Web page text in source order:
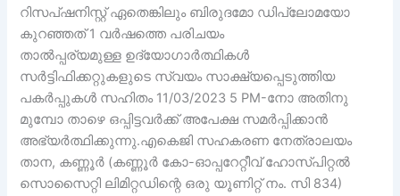
റിസപ്ഷനിസ്റ്റ് ഏതെങ്കിലും ബിരുദമോ ഡിപ്ലോമയോ
കുറഞ്ഞത് 1 വർഷത്തെ പരിചയം
താൽപ്പര്യമുള്ള ഉദ്യോഗാർത്ഥികൾ
സർട്ടിഫിക്കറ്റുകളുടെ സ്വയം സാക്ഷ്യപ്പെടുത്തിയ
പകർപ്പുകൾ സഹിതം 11/03/2023 5 PM-നോ അതിനു
മുമ്പോ താഴെ ഒപ്പിട്ടവർക്ക് അപേക്ഷ സമർപ്പിക്കാൻ
അഭ്യർത്ഥിക്കുന്നു.എകെജി സഹകരണ നേത്രാലയം
താന, കണ്ണൂർ (കണ്ണൂർ കോ-ഓപ്പറേറ്റീവ് ഹോസ്പിറ്റൽ
സൊസൈറ്റി ലിമിറ്റഡിന്റെ ഒരു യൂണിറ്റ് നം. സി 834)